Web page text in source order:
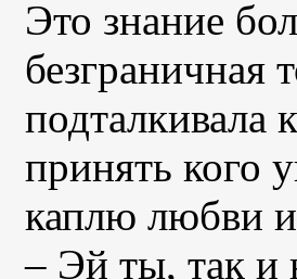
Это знание
безграничная
подталкивала
принять кого
каплю любви
– Эй ты, так и